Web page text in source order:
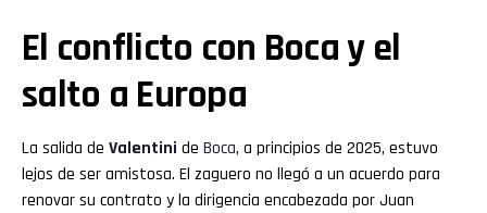
El conflicto con Boca y el
salto a Europa
La salida de Valentini de Boca, a principios de 2025, estuvo
lejos de ser amistosa. El zaguero no llegó a un acuerdo para
renovar su contrato y la dirigencia encabezada por Juan